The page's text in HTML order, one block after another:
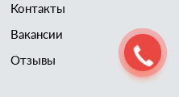
Контакты
Вакансии
Отзывы